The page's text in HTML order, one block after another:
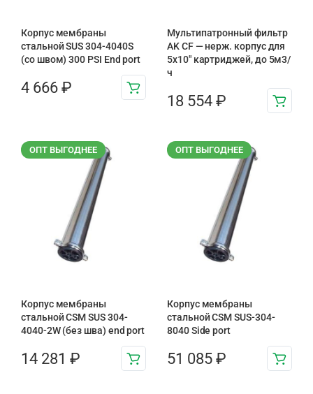
Корпус мембраны
стальной SUS 304-4040S
(со швом) 300 PSI End port
4 666 ₽
Мультипатронный фильтр
AK CF — нерж. корпус для
5х10″ картриджей, до 5м3/
ч
18 554 ₽
ОПТ ВЫГОДНЕЕ
Корпус мембраны
стальной CSM SUS 304-
4040-2W (без шва) end port
14 281 ₽
ОПТ ВЫГОДНЕЕ
Корпус мембраны
стальной CSM SUS-304-
8040 Side port
51 085 ₽